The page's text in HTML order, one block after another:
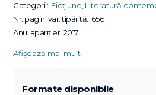
Categorii: Ficțiune Literatură
Nr. pagini var. tipărită: 656
Anul apariției: 2017
Afișează mai mult
Formate disponibile